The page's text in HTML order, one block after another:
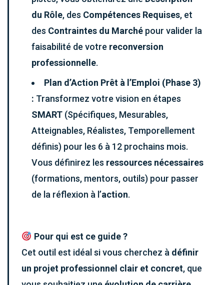
du Rôle, des Compétences Requises, et
des Contraintes du Marché pour valider la
faisabilité de votre reconversion
professionnelle.
Plan d’Action Prêt à l’Emploi (Phase 3)
: Transformez votre vision en étapes
SMART (Spécifiques, Mesurables,
Atteignables, Réalistes, Temporellement
définis) pour les 6 à 12 prochains mois.
Vous définirez les ressources nécessaires
(formations, mentors, outils) pour passer
de la réflexion à l’action.
Pour qui est ce guide ?
Cet outil est idéal si vous cherchez à définir
un projet professionnel clair et concret, que